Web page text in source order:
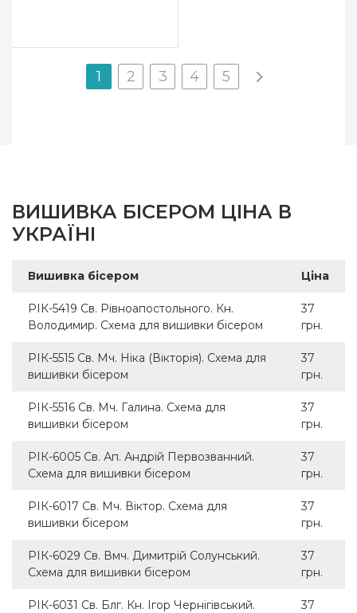
1 2 3 4 5
ВИШИВКА БІСЕРОМ ЦІНА В
УКРАЇНІ
Вишивка бісером Ціна
РІК-5419 Св. Рівноапостольного. Кн.
Володимир. Схема для вишивки бісером
37
грн.
РІК-5515 Св. Мч. Ніка (Вікторія). Схема для
вишивки бісером
37
грн.
РІК-5516 Св. Мч. Галина. Схема для
вишивки бісером
37
грн.
РІК-6005 Св. Ап. Андрій Первозванний.
Схема для вишивки бісером
37
грн.
РІК-6017 Св. Мч. Віктор. Схема для
вишивки бісером
37
грн.
РІК-6029 Св. Вмч. Димитрій Солунський.
Схема для вишивки бісером
37
грн.
РІК-6031 Св. Блг. Кн. Ігор Чернігівський.
37